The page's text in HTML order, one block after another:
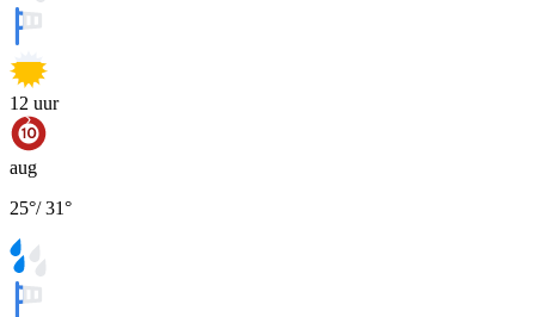
12 uur
aug
25°/31°